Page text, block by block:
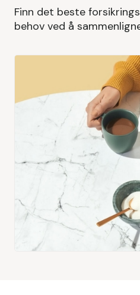
Finn det beste
behov ved å